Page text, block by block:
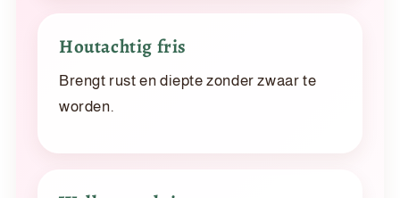
Houtachtig fris
Brengt rust en diepte zonder zwaar te
worden.